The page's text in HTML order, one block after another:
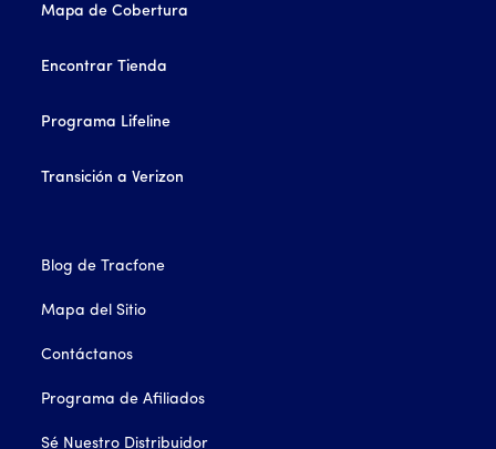
Mapa de Cobertura
Encontrar Tienda
Programa Lifeline
Transición a Verizon
Blog de Tracfone
Mapa del Sitio
Contáctanos
Programa de Afiliados
Sé Nuestro Distribuidor